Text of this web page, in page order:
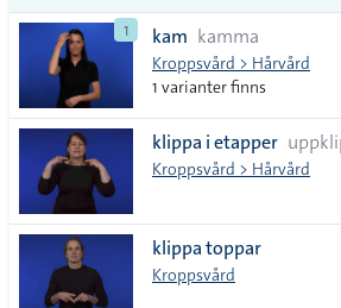
tecken
1 kam kamma
Kroppsvård > Hårvård
1 varianter finns
klippa i etapper
Kroppsvård > Hårvård
klippa toppar
Kroppsvård